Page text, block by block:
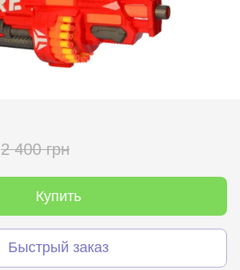
2 400 грн
Купить
Быстрый заказ